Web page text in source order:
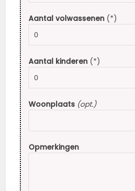
Aantal volwassenen(*)
Aantal kinderen(*)
Woonplaats (opt.)
Opmerkingen